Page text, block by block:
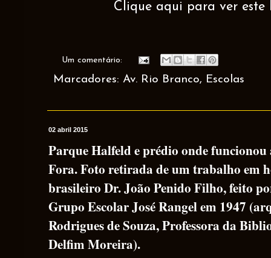
Clique aqui para ver este
Um comentário:
Marcadores: Av. Rio Branco, Escolas
02 abril 2015
Parque Halfeld e prédio onde
Fora. Foto retirada de um trabalho em
brasileiro Dr. João Penido Filho, feito
Grupo Escolar José Rangel em 1947
Rodrigues de Souza, Professora da
Delfim Moreira).